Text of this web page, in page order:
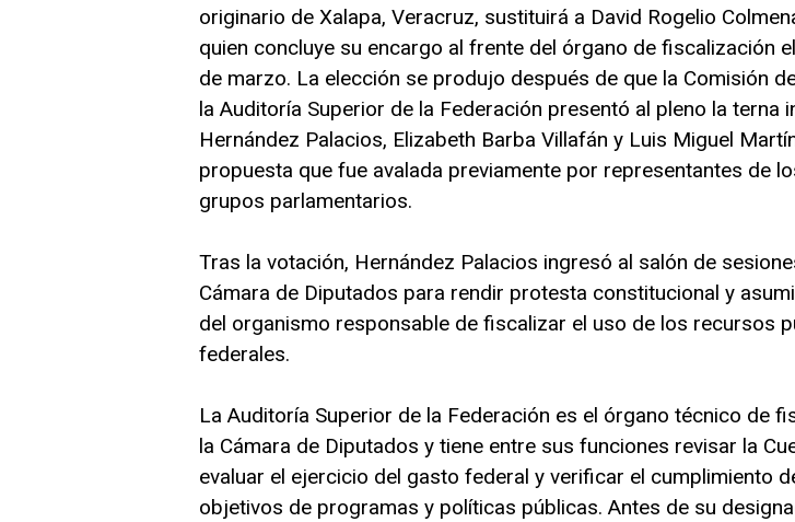
originario de Xalapa, Veracruz, sustituirá a David Rogelio
quien concluye su encargo al frente del órgano de fiscalización
de marzo. La elección se produjo después de que la Comisión
la Auditoría Superior de la Federación presentó al pleno la terna
Hernández Palacios, Elizabeth Barba Villafán y Luis Miguel
propuesta que fue avalada previamente por representantes de
grupos parlamentarios.
Tras la votación, Hernández Palacios ingresó al salón de
Cámara de Diputados para rendir protesta constitucional y
del organismo responsable de fiscalizar el uso de los recursos
federales.
La Auditoría Superior de la Federación es el órgano técnico de
la Cámara de Diputados y tiene entre sus funciones revisar la
evaluar el ejercicio del gasto federal y verificar el cumplimiento
objetivos de programas y políticas públicas. Antes de su